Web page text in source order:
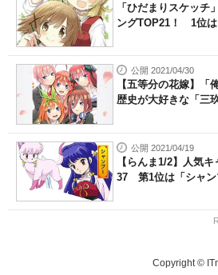
「ひだまりスケッチ
ングTOP21！ 1位は
公開 2021/04/30
【五等分の花嫁】
歴史が大好きな「三
公開 2021/04/19
【らんま1/2】人気
37 第1位は「シャン
Copyright ©